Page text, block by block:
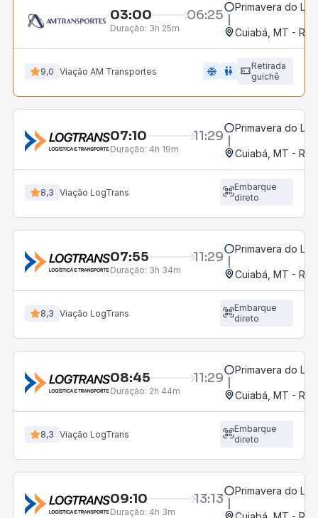
03:00 06:25
Duração: 3h 25m
Primavera do
Cuiabá, MT -
9,0 Viação AM Transportes ac_unit wc
Retirada
guichê
07:10 11:29
Duração: 4h 19m
Primavera do
Cuiabá, MT -
8,3 Viação LogTrans
Embarque
direto
07:55 11:29
Duração: 3h 34m
Primavera do
Cuiabá, MT -
8,3 Viação LogTrans
Embarque
direto
08:45 11:29
Duração: 2h 44m
Primavera do
Cuiabá, MT -
8,3 Viação LogTrans
Embarque
direto
09:10 13:13
Duração: 4h 3m
Primavera do